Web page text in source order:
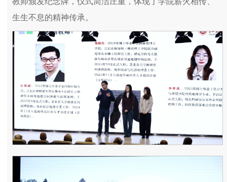
生生不息的精神传承。